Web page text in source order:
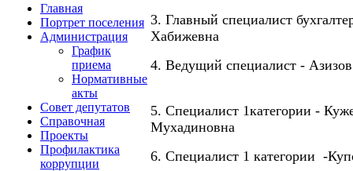
Главная
Портрет поселения
Администрация
График
приема
Нормативные
акты
Совет депутатов
Справочная
Проекты
Профилактика
коррупции
3. Главный специалист
Хабижевна
4. Ведущий специалист -
5. Специалист 1категории -
Мухадиновна
6. Специалист 1 категории -